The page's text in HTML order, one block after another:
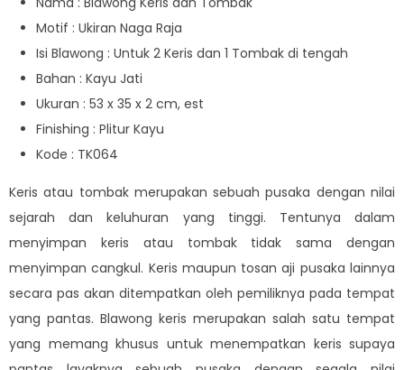
Motif : Ukiran Naga Raja
Isi Blawong : Untuk 2 Keris dan 1 Tombak di tengah
Bahan : Kayu Jati
Ukuran : 53 x 35 x 2 cm, est
Finishing : Plitur Kayu
Kode : TK064
Keris atau tombak merupakan sebuah pusaka dengan nilai
sejarah dan keluhuran yang tinggi. Tentunya dalam
menyimpan keris atau tombak tidak sama dengan
menyimpan cangkul. Keris maupun tosan aji pusaka lainnya
secara pas akan ditempatkan oleh pemiliknya pada tempat
yang pantas. Blawong keris merupakan salah satu tempat
yang memang khusus untuk menempatkan keris supaya